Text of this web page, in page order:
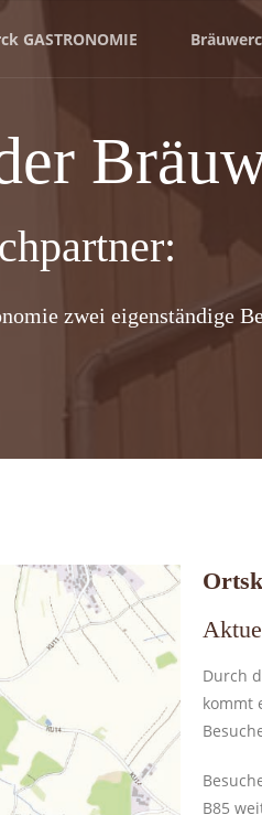
GASTRONOMIE
zwei eigenständige
Durch
kommt
B85